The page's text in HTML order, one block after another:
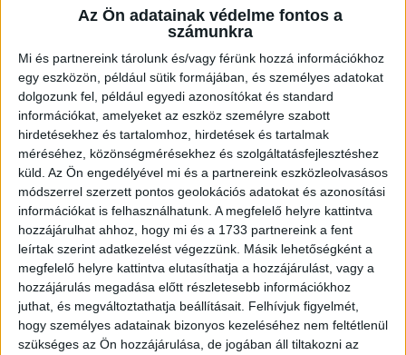
Az Ön adatainak védelme fontos a
számunkra
Mi és partnereink tárolunk és/vagy férünk hozzá információkhoz
egy eszközön, például sütik formájában, és személyes adatokat
dolgozunk fel, például egyedi azonosítókat és standard
információkat, amelyeket az eszköz személyre szabott
hirdetésekhez és tartalomhoz, hirdetések és tartalmak
méréséhez, közönségmérésekhez és szolgáltatásfejlesztéshez
küld. Az Ön engedélyével mi és a partnereink eszközleolvasásos
módszerrel szerzett pontos geolokációs adatokat és azonosítási
információkat is felhasználhatunk. A megfelelő helyre kattintva
hozzájárulhat ahhoz, hogy mi és a 1733 partnereink a fent
leírtak szerint adatkezelést végezzünk. Másik lehetőségként a
megfelelő helyre kattintva elutasíthatja a hozzájárulást, vagy a
hozzájárulás megadása előtt részletesebb információkhoz
juthat, és megváltoztathatja beállításait. Felhívjuk figyelmét,
hogy személyes adatainak bizonyos kezeléséhez nem feltétlenül
szükséges az Ön hozzájárulása, de jogában áll tiltakozni az
ALKALMI ÁRUHÁZI
KISEGÍTŐ
Szűrés